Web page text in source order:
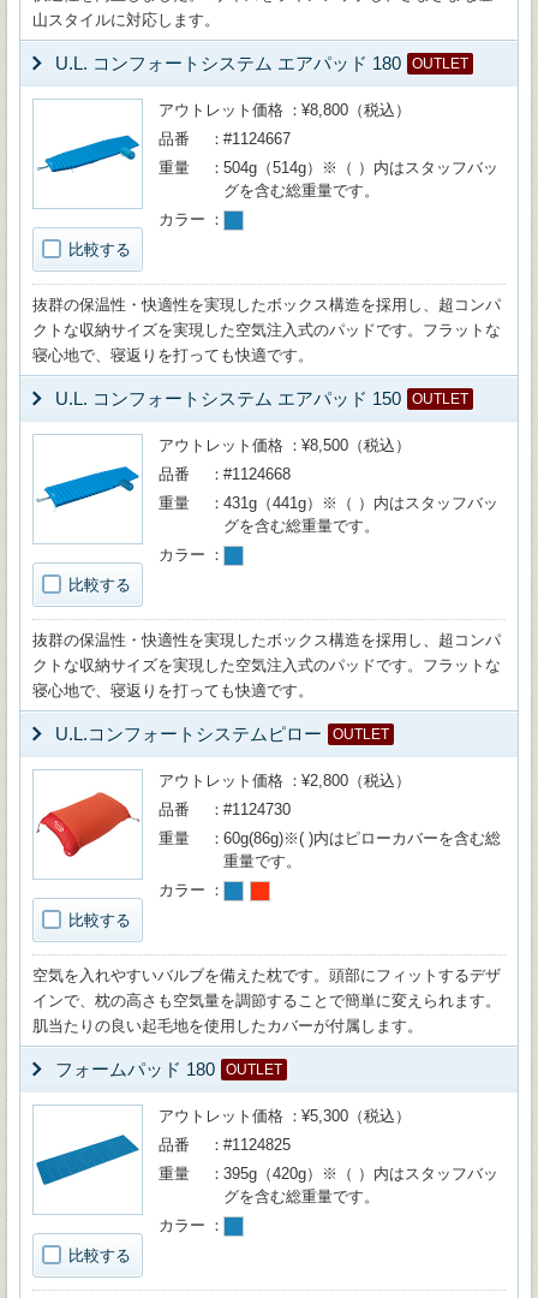
山スタイルに対応します。
U.L. コンフォートシステム エアパッド 180 OUTLET
比較する
アウトレット価格
¥8,800（税込）
品番
#1124667
重量
504g（514g）※（ ）内はスタッフバッ
グを含む総重量です。
カラー
抜群の保温性・快適性を実現したボックス構造を採用し、超コンパ
クトな収納サイズを実現した空気注入式のパッドです。フラットな
寝心地で、寝返りを打っても快適です。
U.L. コンフォートシステム エアパッド 150 OUTLET
比較する
アウトレット価格
¥8,500（税込）
品番
#1124668
重量
431g（441g）※（ ）内はスタッフバッ
グを含む総重量です。
カラー
抜群の保温性・快適性を実現したボックス構造を採用し、超コンパ
クトな収納サイズを実現した空気注入式のパッドです。フラットな
寝心地で、寝返りを打っても快適です。
U.L.コンフォートシステムピロー OUTLET
比較する
アウトレット価格
¥2,800（税込）
品番
#1124730
重量
60g(86g)※( )内はピローカバーを含む総
重量です。
カラー
空気を入れやすいバルブを備えた枕です。頭部にフィットするデザ
インで、枕の高さも空気量を調節することで簡単に変えられます。
肌当たりの良い起毛地を使用したカバーが付属します。
フォームパッド 180 OUTLET
比較する
アウトレット価格
¥5,300（税込）
品番
#1124825
重量
395g（420g）※（ ）内はスタッフバッ
グを含む総重量です。
カラー